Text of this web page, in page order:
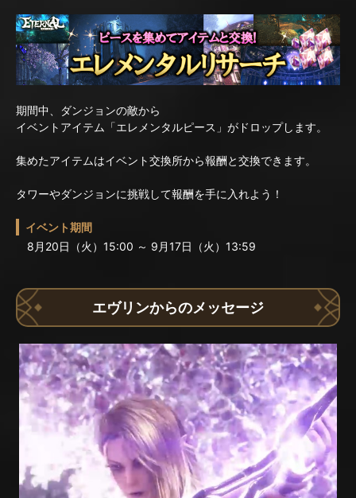
期間中、ダンジョンの敵から
イベントアイテム「エレメンタルピース」がドロップします。
集めたアイテムはイベント交換所から報酬と交換できます。
タワーやダンジョンに挑戦して報酬を手に入れよう！
イベント期間
8月20日（火）15:00 ～ 9月17日（火）13:59
エヴリンからのメッセージ